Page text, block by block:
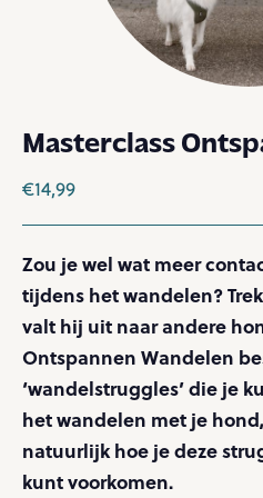
Masterclass
€14,99
Zou je wel wat meer
tijdens het wandelen?
valt hij uit naar andere
Ontspannen Wandelen
‘wandelstruggles’ die je
het wandelen met je
natuurlijk hoe je deze
kunt voorkomen.